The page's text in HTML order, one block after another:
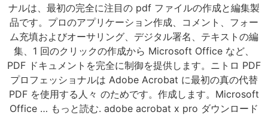
ナルは、最初の完全に注目の pdf ファイルの作成と編集製
品です。プロのアプリケーション作成、コメント、フォー
ム充填およびオーサリング、デジタル署名、テキストの編
集、1 回のクリックの作成から Microsoft Office など、
PDF ドキュメントを完全に制御を提供します。ニトロ PDF
プロフェッショナルは Adobe Acrobat に最初の真の代替
PDF を使用する人々 のためです。作成します。Microsoft
Office … もっと読む. adobe acrobat x pro ダウンロード